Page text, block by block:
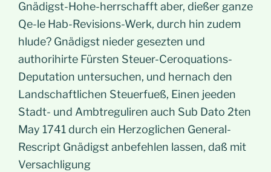
Gnädigst-Hohe-herrschafft aber, dießer ganze
Qe-le Hab-Revisions-Werk, durch hin zudem
hlude? Gnädigst nieder gesezten und
authorihirte Fürsten Steuer-Ceroquations-
Deputation untersuchen, und hernach den
Landschaftlichen Steuerfueß, Einen jeeden
Stadt- und Ambtreguliren auch Sub Dato 2ten
May 1741 durch ein Herzoglichen General-
Rescript Gnädigst anbefehlen lassen, daß mit
Versachligung